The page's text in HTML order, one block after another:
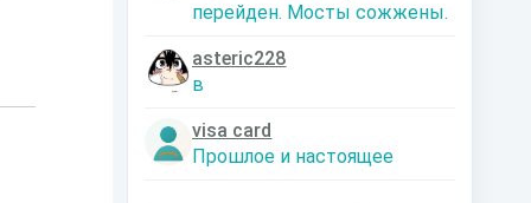
перейден. Мосты сожжены.
asteric228
в
visa card
Прошлое и настоящее